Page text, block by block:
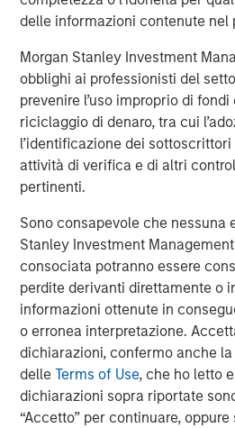
delle informazioni contenute nel
Morgan Stanley Investment
obblighi ai professionisti del
prevenire l’uso improprio di
riciclaggio di denaro, tra cui
l’identificazione dei
attività di verifica e di altri
pertinenti.
Sono consapevole che nessuna
Stanley Investment
consociata potranno essere
perdite derivanti direttamente o
informazioni ottenute in
o erronea interpretazione.
dichiarazioni, confermo anche
delleTerms of Use, che ho letto
dichiarazioni sopra riportate
“Accetto” per continuare, oppure
has invested with over 380
to private equity funds,
financings, and co-investments.
employs more than 290 people in
Hong Kong, London, and
please visithttps://
About Morgan Stanley Private
Morgan Stanley Private Credit,
Investment Management, is a
focused on direct lending and
investment in North America and
Morgan Stanley Private Credit
capital structure, including senior
unitranche loans, junior debt,
common equity co-investments.
please visit the website:
https://